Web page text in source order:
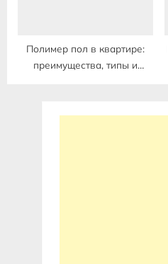
Полимер пол в квартире:
преимущества, типы и